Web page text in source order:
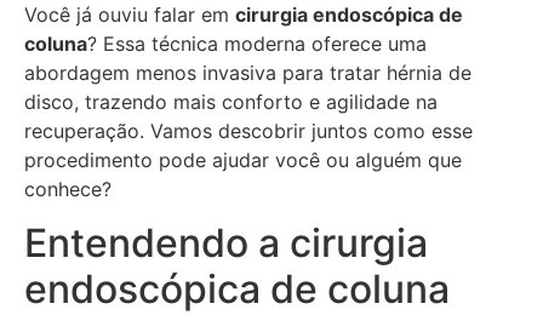
Você já ouviu falar em cirurgia endoscópica de
coluna? Essa técnica moderna oferece uma
abordagem menos invasiva para tratar hérnia de
disco, trazendo mais conforto e agilidade na
recuperação. Vamos descobrir juntos como esse
procedimento pode ajudar você ou alguém que
conhece?
Entendendo a cirurgia
endoscópica de coluna